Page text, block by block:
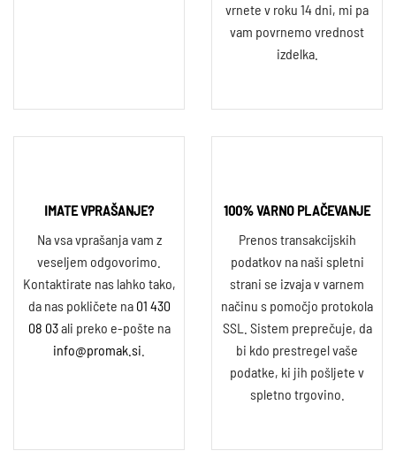
vrnete v roku 14 dni, mi pa
vam povrnemo vrednost
izdelka.
IMATE VPRAŠANJE?
Na vsa vprašanja vam z
veseljem odgovorimo.
Kontaktirate nas lahko tako,
da nas pokličete na 01 430
08 03ali preko e-pošte na
info@promak.si
100% VARNO PLAČEVANJE
Prenos transakcijskih
podatkov na naši spletni
strani se izvaja v varnem
načinu s pomočjo protokola
SSL. Sistem preprečuje, da
bi kdo prestregel vaše
podatke, ki jih pošljete v
spletno trgovino.